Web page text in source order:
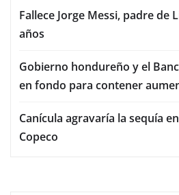
Fallece Jorge Messi, padre de
años
Gobierno hondureño y el
en fondo para contener
Canícula agravaría la sequía
Copeco